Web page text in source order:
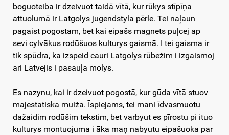
boguoteiba ir dzeivuot taidā vītā, kur rūkys stīpīņa
attuolumā ir Latgolys jugendstyla pērle. Tei naļaun
pagaist pogostam, bet kai eipašs magnets puļcej ap
sevi cylvākus rodūšuos kulturys gaismā. I tei gaisma ir
tik spūdra, ka izspeid cauri Latgolys rūbežim i izgaismoj
ari Latvejis i pasauļa molys.
Es nazynu, kai ir dzeivuot pogostā, kur gūda vītā stuov
majestatiska muiža. Īspiejams, tei mani īdvasmuotu
dažaidim rodūšim tekstim, bet varbyut es pīrostu pi ituo
kulturys montuojuma i āka maņ nabyutu eipašuoka par